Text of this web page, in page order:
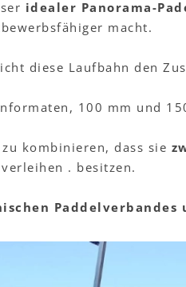
idealer Panorama-
macht.
diese Laufbahn den
100 mm und
kombinieren, dass sie
. besitzen.